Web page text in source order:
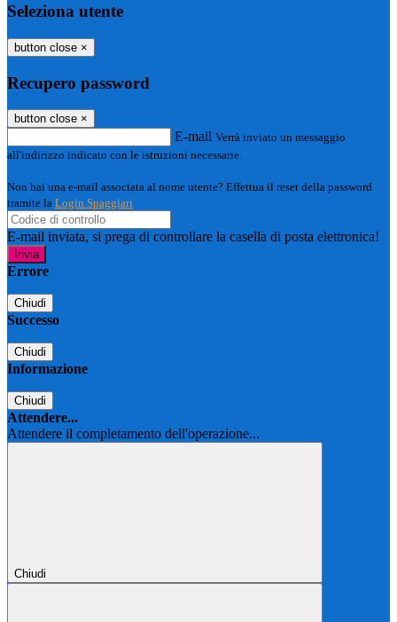
Seleziona utente
button close ×
Recupero password
button close ×
E-mail Verrà inviato un messaggio
all'indirizzo indicato con le istruzioni necessarie.
Non hai una e-mail associata al nome utente? Effettua il reset della password
tramite la Login Spaggiari
E-mail inviata, si prega di controllare la casella di posta elettronica!
Errore
Chiudi
Successo
Chiudi
Informazione
Chiudi
Attendere...
Attendere il completamento dell'operazione...
Chiudi